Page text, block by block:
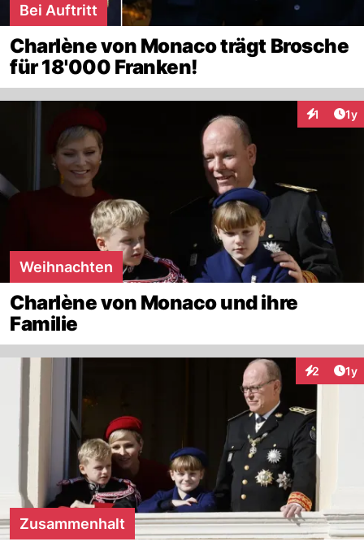
Bei Auftritt
Charlène von Monaco trägt Brosche
für 18'000 Franken!
1 1y
Weihnachten
Charlène von Monaco und ihre
Familie
2 1y
Zusammenhalt